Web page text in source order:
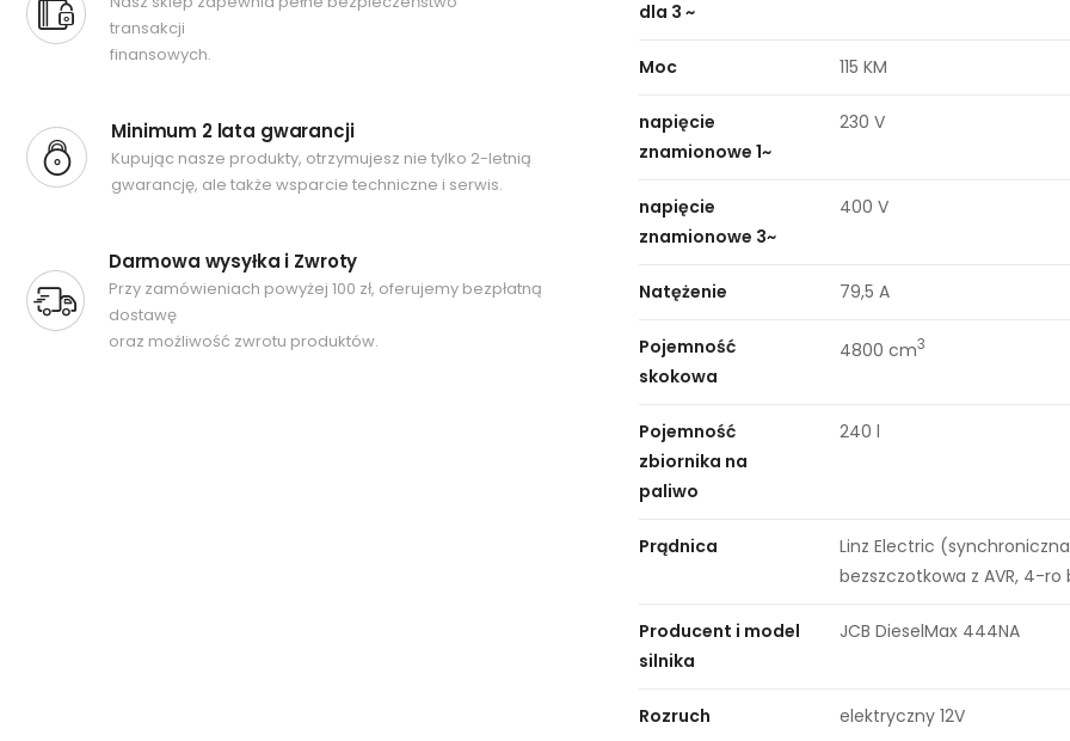
transakcji
finansowych.
Minimum 2 lata gwarancji
Kupując nasze produkty, otrzymujesz nie tylko 2-letnią
gwarancję, ale także wsparcie techniczne i serwis.
Darmowa wysyłka i Zwroty
Przy zamówieniach powyżej 100 zł, oferujemy bezpłatną
dostawę
oraz możliwość zwrotu produktów.
dla 3 ~
Moc 115 KM
napięcie
znamionowe 1~
230 V
napięcie
znamionowe 3~
400 V
Natężenie 79,5 A
Pojemność
skokowa
4800 cm3
Pojemność
zbiornika na
paliwo
240 l
Prądnica
Linz Electric
bezszczotkowa z AVR, 4-
Producent i model
silnika
JCB DieselMax 444NA
Rozruch elektryczny 12V